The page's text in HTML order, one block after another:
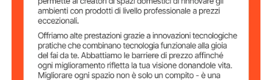
Dimensioni
dell'articolo
2,01 x 1,83 x 3,70 pollici / 51
x 46,5 x 94 mm (per pezzo)
Peso dell'articolo 6,83 libbre / 3,1 kg